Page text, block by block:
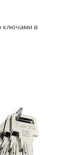
ключами в